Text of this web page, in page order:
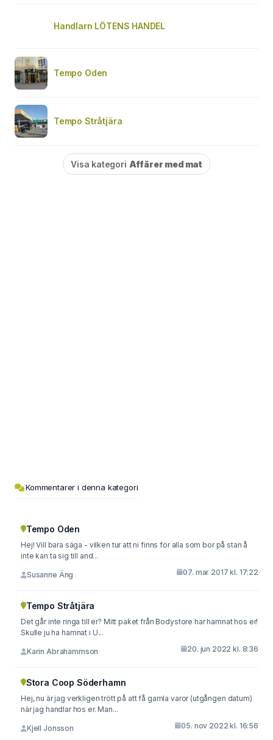
Handlarn LÖTENS HANDEL
Tempo Oden
Tempo Stråtjära
Visa kategori Affärer med mat
Kommentarer i denna kategori
Tempo Oden
Hej! Vill bara säga - vilken tur att ni finns för alla som bor på stan å
inte kan ta sig till and...
Susanne Äng 07. mar 2017 kl. 17:22
Tempo Stråtjära
Det går inte ringa till er? Mitt paket från Bodystore har hamnat hos er!
Skulle ju ha hamnat i U...
Karin Abrahammson 20. jun 2022 kl. 8:36
Stora Coop Söderhamn
Hej, nu är jag verkligen trött på att få gamla varor (utgången datum)
när jag handlar hos er. Man...
Kjell Jonsson 05. nov 2022 kl. 16:56